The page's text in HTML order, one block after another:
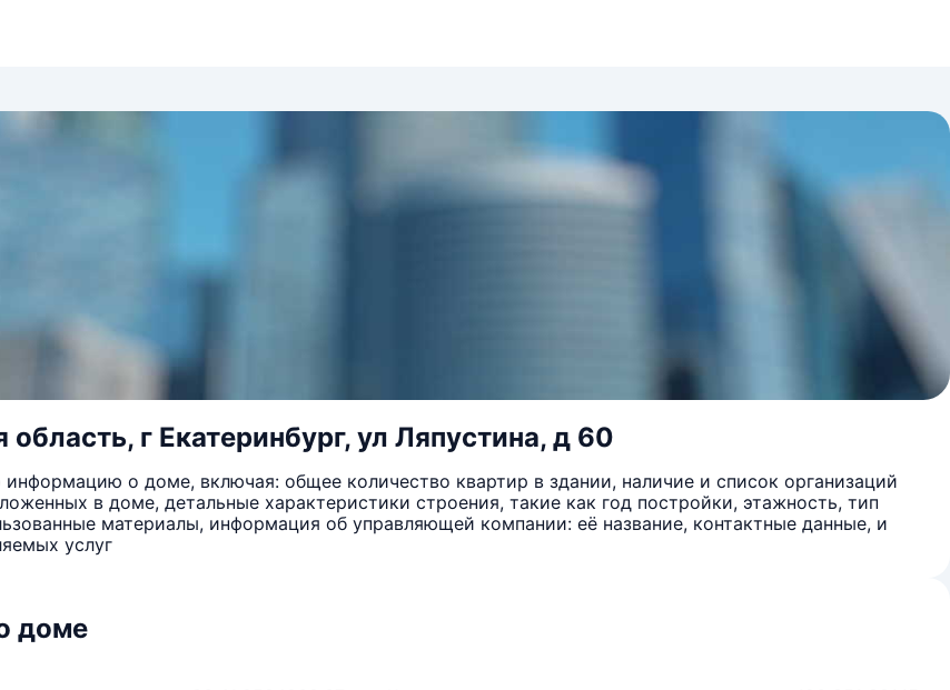
г Екатеринбург, ул Ляпустина, д 60
о доме, включая: общее количество квартир в здании, наличие и список организаций
в доме, детальные характеристики строения, такие как год постройки, этажность, тип
материалы, информация об управляющей компании: её название, контактные данные, и
услуг
доме